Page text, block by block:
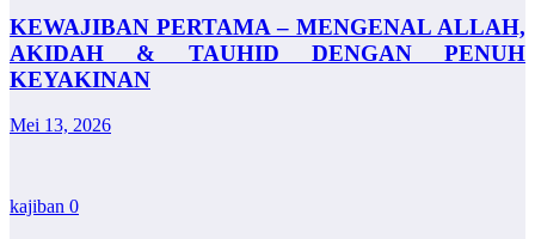
KEWAJIBAN PERTAMA – MENGENAL ALLAH,
AKIDAH & TAUHID DENGAN PENUH
KEYAKINAN
Mei 13, 2026
kajiban 0